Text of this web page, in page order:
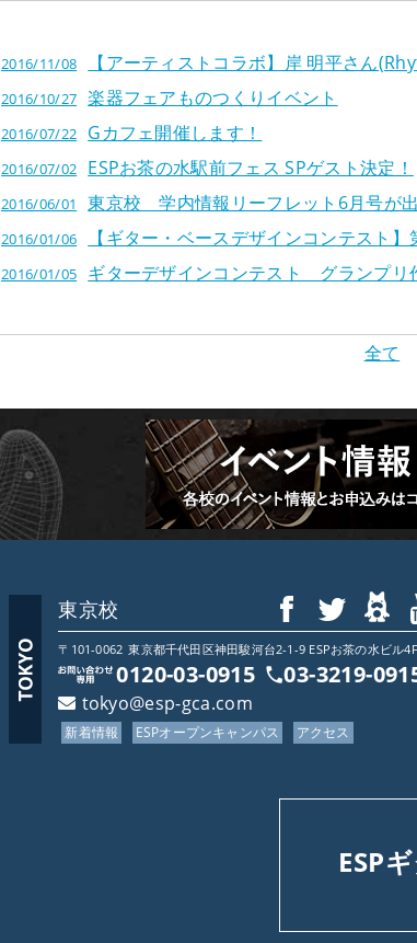
2016/11/08 【アーティストコラボ】岸 明平さん
2016/10/27 楽器フェアものつくりイベント
2016/07/22 Gカフェ開催します！
2016/07/02 ESPお茶の水駅前フェス SPゲスト決定！
2016/06/01 東京校 学内情報リーフレット6月号が出
2016/01/06 【ギター・ベースデザインコンテスト
2016/01/05 ギターデザインコンテスト グランプリ
全て
東京校
〒101-0062 東京都千代田区神田駿河台2-1-9 ESPお茶の水ビル4F
0120-03-0915 03-3219-
tokyo@esp-gca.com
新着情報 ESPオープンキャンパス アクセス
ESP